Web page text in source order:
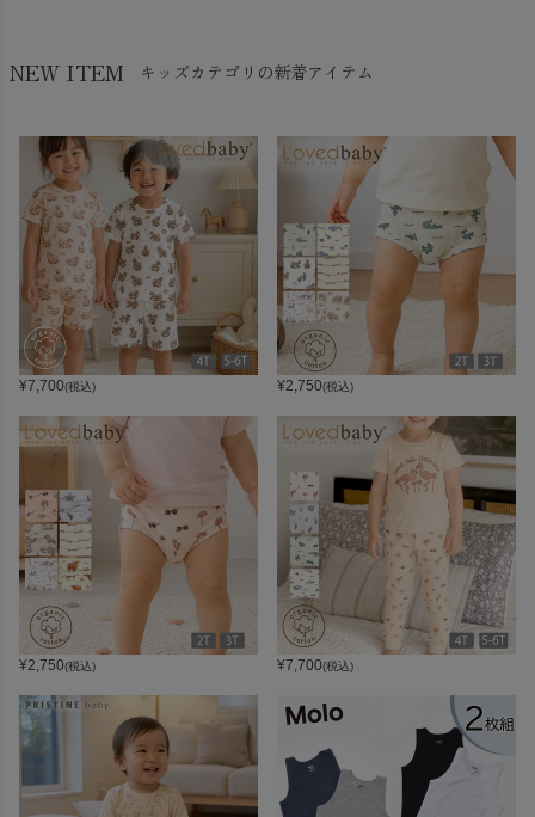
NEW ITEM キッズカテゴリの新着アイテム
¥7,700(税込) ¥2,750(税込)
¥2,750(税込) ¥7,700(税込)